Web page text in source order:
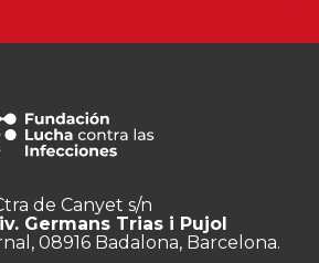
de Canyet s/n
Germans Trias i Pujol
08916 Badalona, Barcelona.